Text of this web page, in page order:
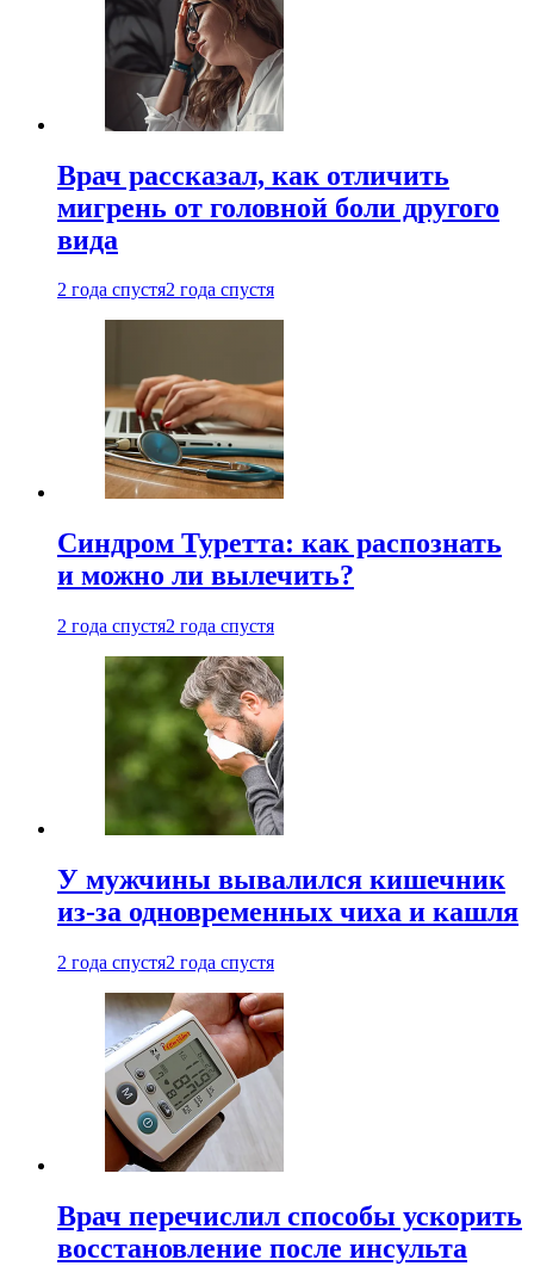
Врач рассказал, как отличить
мигрень от головной боли другого
вида
2 года спустя2 года спустя
Синдром Туретта: как распознать
и можно ли вылечить?
2 года спустя2 года спустя
У мужчины вывалился кишечник
из-за одновременных чиха и кашля
2 года спустя2 года спустя
Врач перечислил способы ускорить
восстановление после инсульта